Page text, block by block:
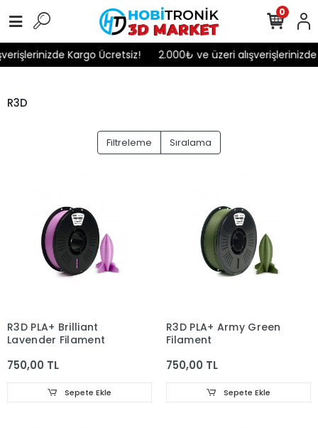
Kargo Ücretsiz! 2.000₺ ve üzeri alışverişlerinizde
0
R3D
Filtreleme Sıralama
R3D PLA+ Brilliant
Lavender Filament
750,00 TL
Sepete Ekle
R3D PLA+ Army Green
Filament
750,00 TL
Sepete Ekle